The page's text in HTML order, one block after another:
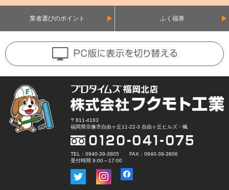
業者選びのポイント ふく福券
〒811-4163
福岡県宗像市自由ヶ丘11-22-3 自由ヶ丘ヒルズ・楓
TEL：0940-39-3805 FAX：0940-39-3806
受付時間 9:00～17:00